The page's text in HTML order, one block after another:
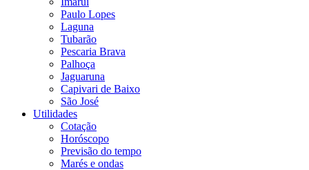
Paulo Lopes
Laguna
Tubarão
Pescaria Brava
Palhoça
Jaguaruna
Capivari de Baixo
São José
Utilidades
Cotação
Horóscopo
Previsão do tempo
Marés e ondas